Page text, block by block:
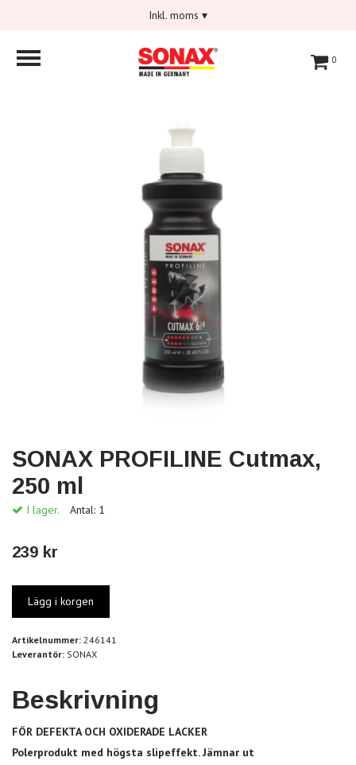
Inkl. moms ▾
0
SONAX PROFILINE Cutmax,
250 ml
I lager. Antal: 1
239 kr
Artikelnummer: 246141
Leverantör: SONAX
Beskrivning
FÖR DEFEKTA OCH OXIDERADE LACKER
Polerprodukt med högsta slipeffekt. Jämnar ut